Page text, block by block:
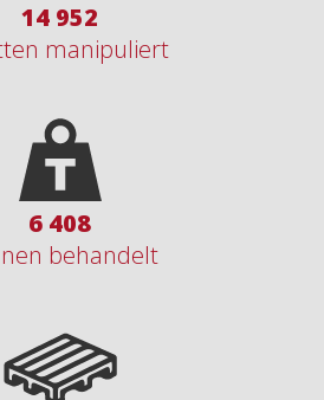
18 368
manipuliert
7 872
behandelt